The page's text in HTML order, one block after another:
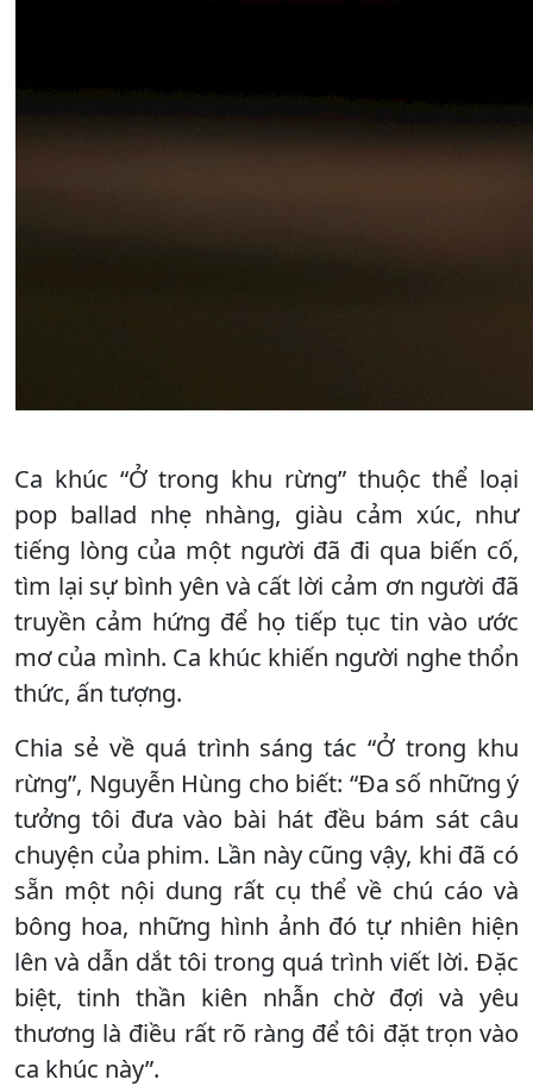
Ca khúc “Ở trong khu rừng” thuộc thể loại
pop ballad nhẹ nhàng, giàu cảm xúc, như
tiếng lòng của một người đã đi qua biến cố,
tìm lại sự bình yên và cất lời cảm ơn người đã
truyền cảm hứng để họ tiếp tục tin vào ước
mơ của mình. Ca khúc khiến người nghe thổn
thức, ấn tượng.
Chia sẻ về quá trình sáng tác “Ở trong khu
rừng”, Nguyễn Hùng cho biết: “Đa số những ý
tưởng tôi đưa vào bài hát đều bám sát câu
chuyện của phim. Lần này cũng vậy, khi đã có
sẵn một nội dung rất cụ thể về chú cáo và
bông hoa, những hình ảnh đó tự nhiên hiện
lên và dẫn dắt tôi trong quá trình viết lời. Đặc
biệt, tinh thần kiên nhẫn chờ đợi và yêu
thương là điều rất rõ ràng để tôi đặt trọn vào
ca khúc này”.